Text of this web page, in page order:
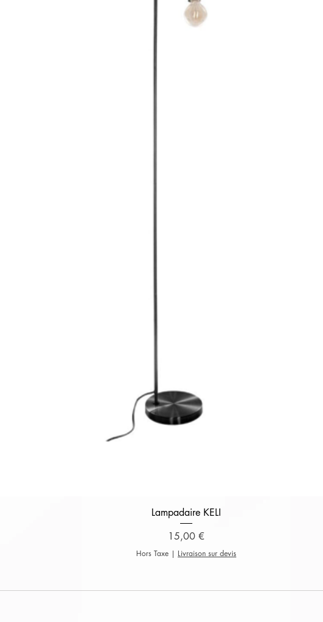
Aperçu rapide
Lampadaire KELI
Prix
15,00 €
Hors Taxe | Livraison sur devis